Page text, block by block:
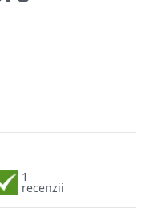
1
recenzii